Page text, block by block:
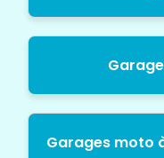
Garages moto